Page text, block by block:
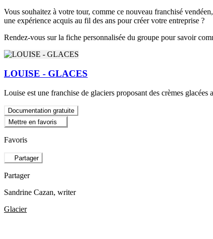
Vous souhaitez à votre tour, comme ce nouveau franchisé vendéen,
une expérience acquis au fil des ans pour créer votre entreprise ?
Rendez-vous sur la fiche personnalisée du groupe pour savoir
LOUISE - GLACES
Louise est une franchise de glaciers proposant des crèmes
Documentation gratuite
Mettre en favoris
Favoris
Partager
Partager
Sandrine Cazan, writer
Glacier